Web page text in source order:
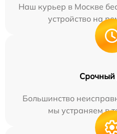
Наш курьер в Москве
устройство на
Срочный
Большинство
мы устраняем в